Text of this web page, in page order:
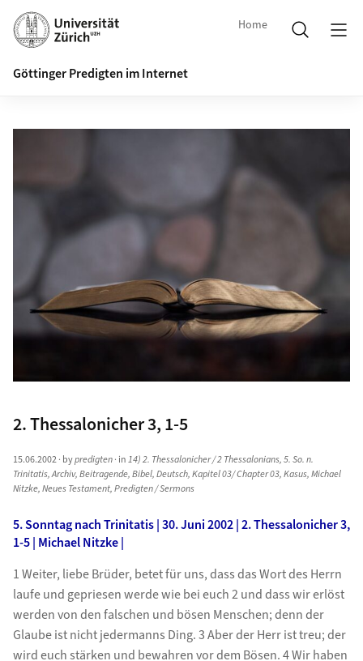
Home
Göttinger Predigten im Internet
2. Thessalonicher 3, 1-5
15.06.2002· bypredigten· in14) 2. Thessalonicher / 2 Thessalonians,5. So. n.
Trinitatis,Archiv,Beitragende,Bibel,Deutsch,Kapitel 03/ Chapter 03,Kasus,Michael
Nitzke,Neues Testament,Predigten / Sermons
5. Sonntag nach Trinitatis | 30. Juni 2002 | 2. Thessalonicher 3,
1-5 | Michael Nitzke |
1 Weiter, liebe Brüder, betet für uns, dass das Wort des Herrn
laufe und gepriesen werde wie bei euch 2 und dass wir erlöst
werden von den falschen und bösen Menschen; denn der
Glaube ist nicht jedermanns Ding. 3 Aber der Herr ist treu; der
wird euch stärken und bewahren vor dem Bösen. 4 Wir haben